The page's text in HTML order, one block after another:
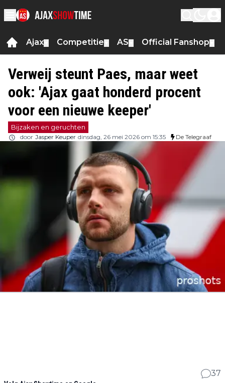
Ajax Competitie AS Official Fanshop
Verweij steunt Paes, maar weet
ook: 'Ajax gaat honderd procent
voor een nieuwe keeper'
Bijzaken en geruchten
door Jasper Keuper dinsdag, 26 mei 2026 om 15:35 De Telegraaf
37